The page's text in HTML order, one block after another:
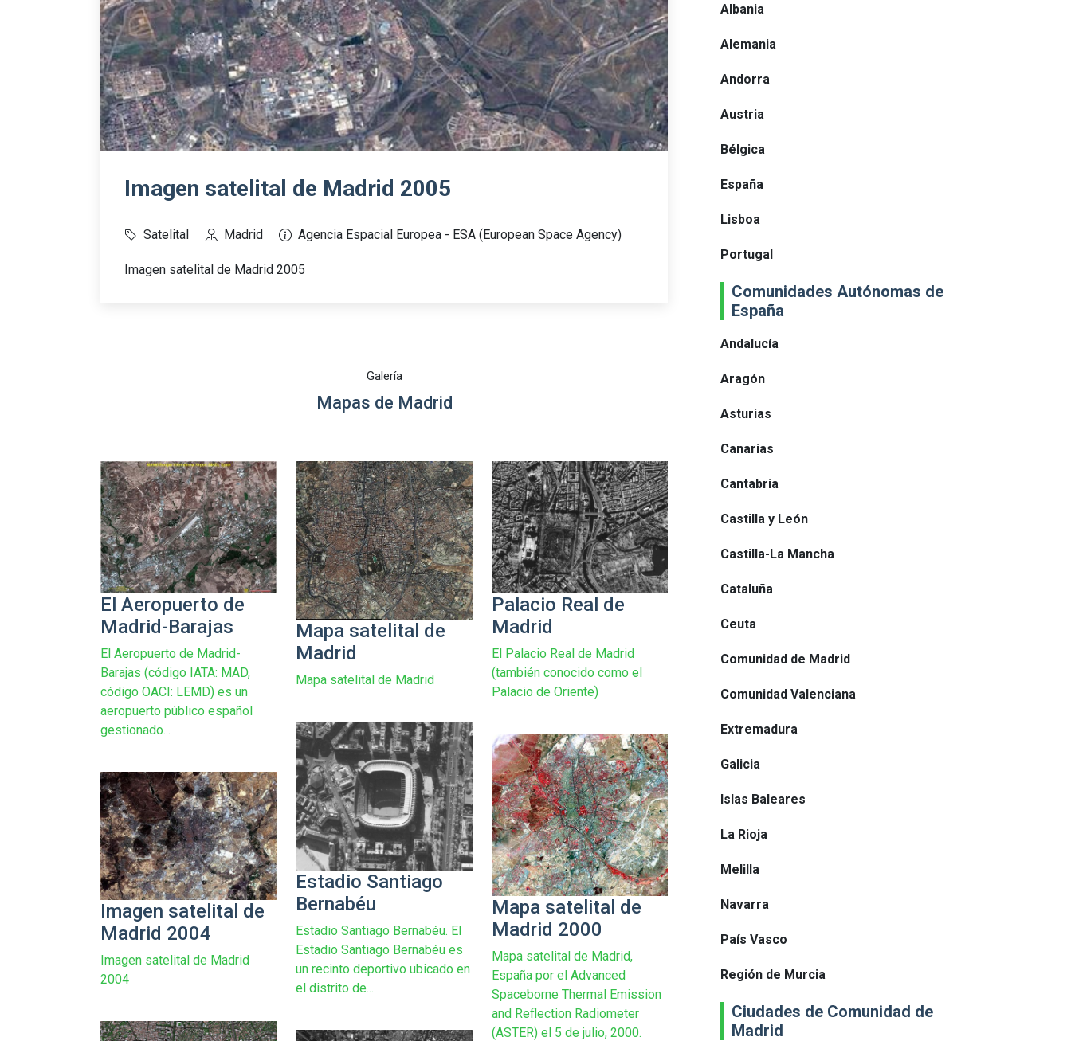
Imagen satelital de Madrid 2005
Satelital Madrid Agencia Espacial Europea - ESA (European Space Agency)
Imagen satelital de Madrid 2005
Galería
Mapas de Madrid
El Aeropuerto de
Madrid-Barajas
El Aeropuerto de Madrid-
Barajas (código IATA: MAD,
código OACI: LEMD) es un
aeropuerto público español
gestionado...
Mapa satelital de
Madrid
Mapa satelital de Madrid
Palacio Real de
Madrid
El Palacio Real de Madrid
(también conocido como el
Palacio de Oriente)
Estadio Santiago
Bernabéu
Estadio Santiago Bernabéu. El
Estadio Santiago Bernabéu es
un recinto deportivo ubicado en
el distrito de...
Mapa satelital de
Madrid 2000
Mapa satelital de Madrid,
España por el Advanced
Spaceborne Thermal Emission
and Reflection Radiometer
(ASTER) el 5 de julio, 2000.
Imagen satelital de
Madrid 2004
Imagen satelital de Madrid
2004
Albania
Alemania
Andorra
Austria
Bélgica
España
Lisboa
Portugal
Comunidades Autónomas de
España
Andalucía
Aragón
Asturias
Canarias
Cantabria
Castilla y León
Castilla-La Mancha
Cataluña
Ceuta
Comunidad de Madrid
Comunidad Valenciana
Extremadura
Galicia
Islas Baleares
La Rioja
Melilla
Navarra
País Vasco
Región de Murcia
Ciudades de Comunidad de
Madrid